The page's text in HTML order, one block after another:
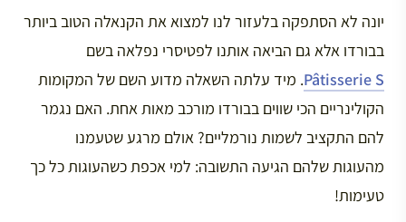
יונה לא הסתפקה בלעזור לנו למצוא את הקנאלה הטוב ביותר
בבורדו אלא גם הביאה אותנו לפטיסרי נפלאה בשם
Pâtisserie S. מיד עלתה השאלה מדוע השם של המקומות
הקולינריים הכי שווים בבורדו מורכב מאות אחת. האם נגמר
להם התקציב לשמות נורמליים? אולם מרגע שטעמנו
מהעוגות שלהם הגיעה התשובה: למי אכפת כשהעוגות כל כך
טעימות!